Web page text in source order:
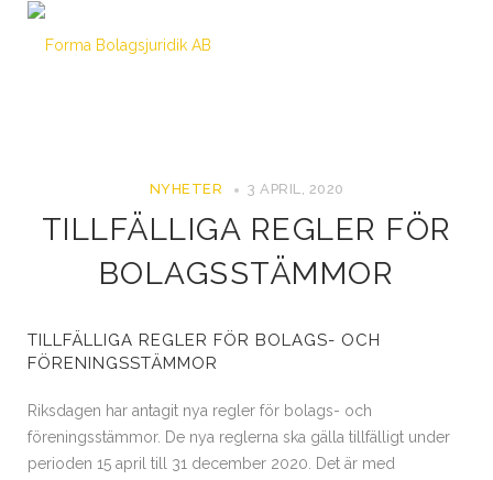
NYHETER 3 APRIL, 2020
TILLFÄLLIGA REGLER FÖR
BOLAGSSTÄMMOR
TILLFÄLLIGA REGLER FÖR BOLAGS- OCH
FÖRENINGSSTÄMMOR
Riksdagen har antagit nya regler för bolags- och
föreningsstämmor. De nya reglerna ska gälla tillfälligt under
perioden 15 april till 31 december 2020. Det är med